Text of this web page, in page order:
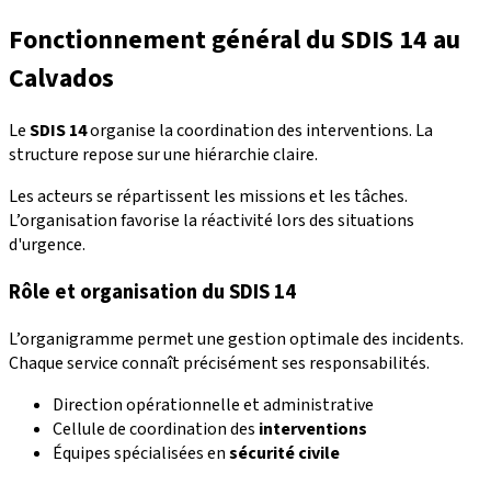
Fonctionnement général du SDIS 14 au
Calvados
LeSDIS 14organise la coordination des interventions. La
structure repose sur une hiérarchie claire.
Les acteurs se répartissent les missions et les tâches.
L’organisation favorise la réactivité lors des situations
d'urgence.
Rôle et organisation du SDIS 14
L’organigramme permet une gestion optimale des incidents.
Chaque service connaît précisément ses responsabilités.
Direction opérationnelle et administrative
Cellule de coordination des interventions
Équipes spécialisées ensécurité civile